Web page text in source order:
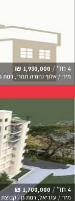
4 חד' / 1,930,000 ₪
מידי / אלוף נחמיה תמרי, רמת
4 חד' / 1,700,000 ₪
מידי / עזריאל, רמת גן / קבוצת